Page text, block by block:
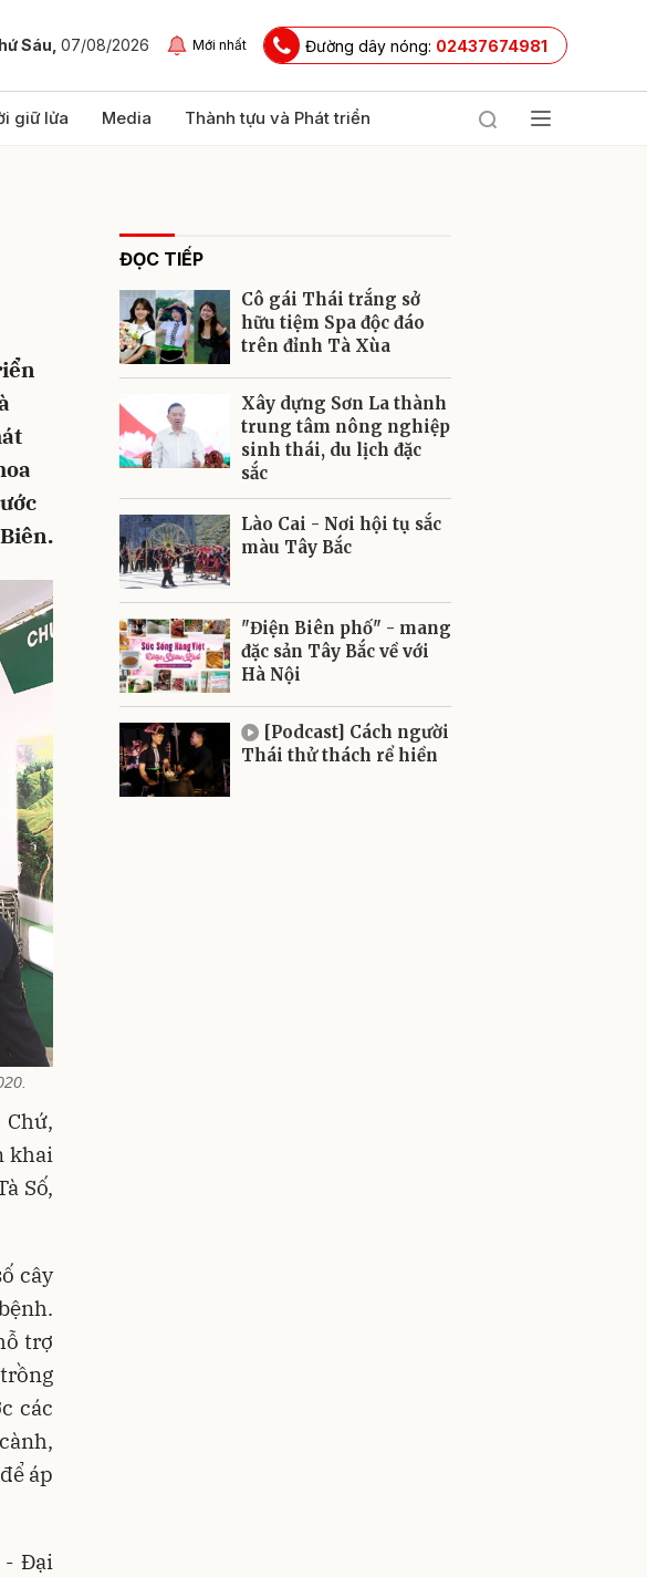
Sáu, 07/08/2026 Mới nhất Đường dây nóng: 02437674981
giữ lửa Media Thành tựu và Phát triển
khai
Số,
cây
trợ
các
áp
- Đại
ĐỌC TIẾP
Cô gái Thái trắng sở
hữu tiệm Spa độc đáo
trên đỉnh Tà Xùa
Xây dựng Sơn La thành
trung tâm nông nghiệp
sinh thái, du lịch đặc
sắc
Lào Cai - Nơi hội tụ sắc
màu Tây Bắc
"Điện Biên phố" - mang
đặc sản Tây Bắc về với
Hà Nội
[Podcast] Cách người
Thái thử thách rể hiền
Gửi